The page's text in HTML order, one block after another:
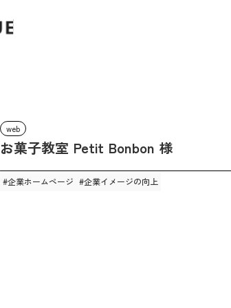
web
お菓子教室 Petit Bonbon 様
#企業ホームページ #企業イメージの向上